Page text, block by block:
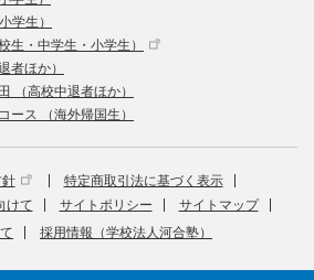
学生）
生・中学生・小学生）
者ほか）
（高校中退者ほか）
ス （海外帰国生）
特定商取引法に基づく表示
けて
サイトポリシー
サイトマップ
採用情報（学校法人河合塾）